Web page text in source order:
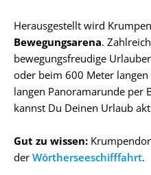
Herausgestellt wird
Bewegungsarena.
bewegungsfreudige
oder beim 600 Meter
langen Panoramarunde per
kannst Du Deinen Urlaub
Gut zu wissen:
der Wörtherseeschifffahrt.